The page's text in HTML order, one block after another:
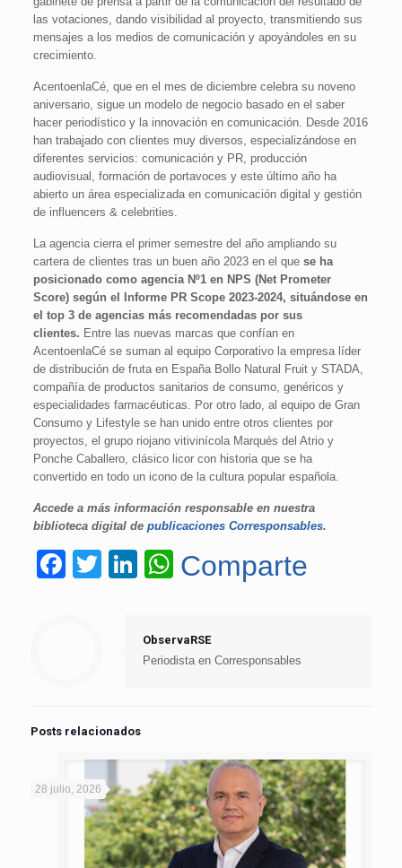
las votaciones, dando visibilidad al proyecto, transmitiendo sus
mensajes a los medios de comunicación y apoyándoles en su
crecimiento.
AcentoenlaCé, que en el mes de diciembre celebra su noveno
aniversario, sigue un modelo de negocio basado en el saber
hacer periodístico y la innovación en comunicación. Desde 2016
han trabajado con clientes muy diversos, especializándose en
diferentes servicios: comunicación y PR, producción
audiovisual, formación de portavoces y este último año ha
abierto un área especializada en comunicación digital y gestión
de influencers & celebrities.
La agencia cierra el primer semestre del año ampliando su
cartera de clientes tras un buen año 2023 en el quese ha
posicionado como agencia Nº1 en NPS (Net Prometer
Score) según el Informe PR Scope 2023-2024, situándose en
el top 3 de agencias más recomendadas por sus
clientes. Entre las nuevas marcas que confían en
AcentoenlaCé se suman al equipo Corporativo la empresa líder
de distribución de fruta en España Bollo Natural Fruit y STADA,
compañía de productos sanitarios de consumo, genéricos y
especialidades farmacéuticas. Por otro lado, al equipo de Gran
Consumo y Lifestyle se han unido entre otros clientes por
proyectos, el grupo riojano vitivinícola Marqués del Atrio y
Ponche Caballero, clásico licor con historia que se ha
convertido en todo un icono de la cultura popular española.
Accede a más información responsable en nuestra
biblioteca digital depublicaciones Corresponsables.
Facebook
Twitter
LinkedIn
WhatsApp
Comparte
ObservaRSE
Periodista en Corresponsables
Posts relacionados
28 julio, 2026